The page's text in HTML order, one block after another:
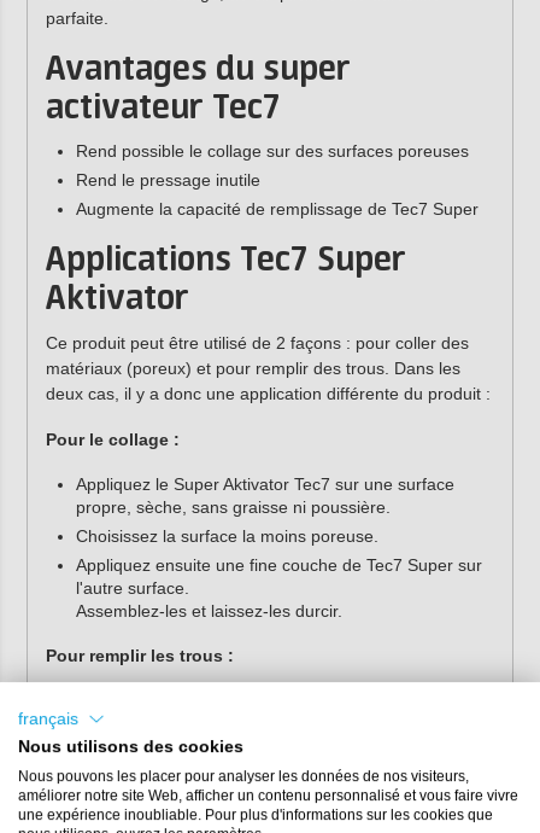
parfaite.
Avantages du super
activateur Tec7
Rend possible le collage sur des surfaces poreuses
Rend le pressage inutile
Augmente la capacité de remplissage de Tec7 Super
Applications Tec7 Super
Aktivator
Ce produit peut être utilisé de 2 façons : pour coller des
matériaux (poreux) et pour remplir des trous. Dans les
deux cas, il y a donc une application différente du produit :
Pour le collage :
Appliquez le Super Aktivator Tec7 sur une surface
propre, sèche, sans graisse ni poussière.
Choisissez la surface la moins poreuse.
Appliquez ensuite une fine couche de Tec7 Super sur
l'autre surface.
Assemblez-les et laissez-les durcir.
Pour remplir les trous :
propres comme matériau de remplissage.
Appliquez du Tec7 Super jusqu’à saturation du
matériau de remplissage.
Pulvérisez le Tec7 Super Aktivator à une distance de
30 cm.
français
Nous utilisons des cookies
Nous pouvons les placer pour analyser les données de nos visiteurs,
améliorer notre site Web, afficher un contenu personnalisé et vous faire vivre
une expérience inoubliable. Pour plus d'informations sur les cookies que